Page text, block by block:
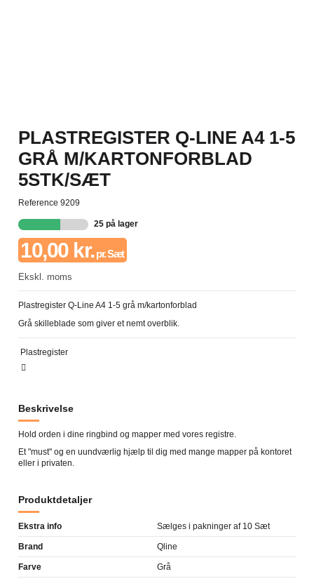
PLASTREGISTER Q-LINE A4 1-5
GRÅ M/KARTONFORBLAD
5STK/SÆT
Reference 9209
25 på lager
10,00 kr.pr. Sæt
Ekskl. moms
Plastregister Q-Line A4 1-5 grå m/kartonforblad
Grå skilleblade som giver et nemt overblik.
Plastregister
Beskrivelse
Hold orden i dine ringbind og mapper med vores registre.
Et "must" og en uundværlig hjælp til dig med mange mapper på kontoret
eller i privaten.
Produktdetaljer
Ekstra info Sælges i pakninger af 10 Sæt
Brand Qline
Farve Grå